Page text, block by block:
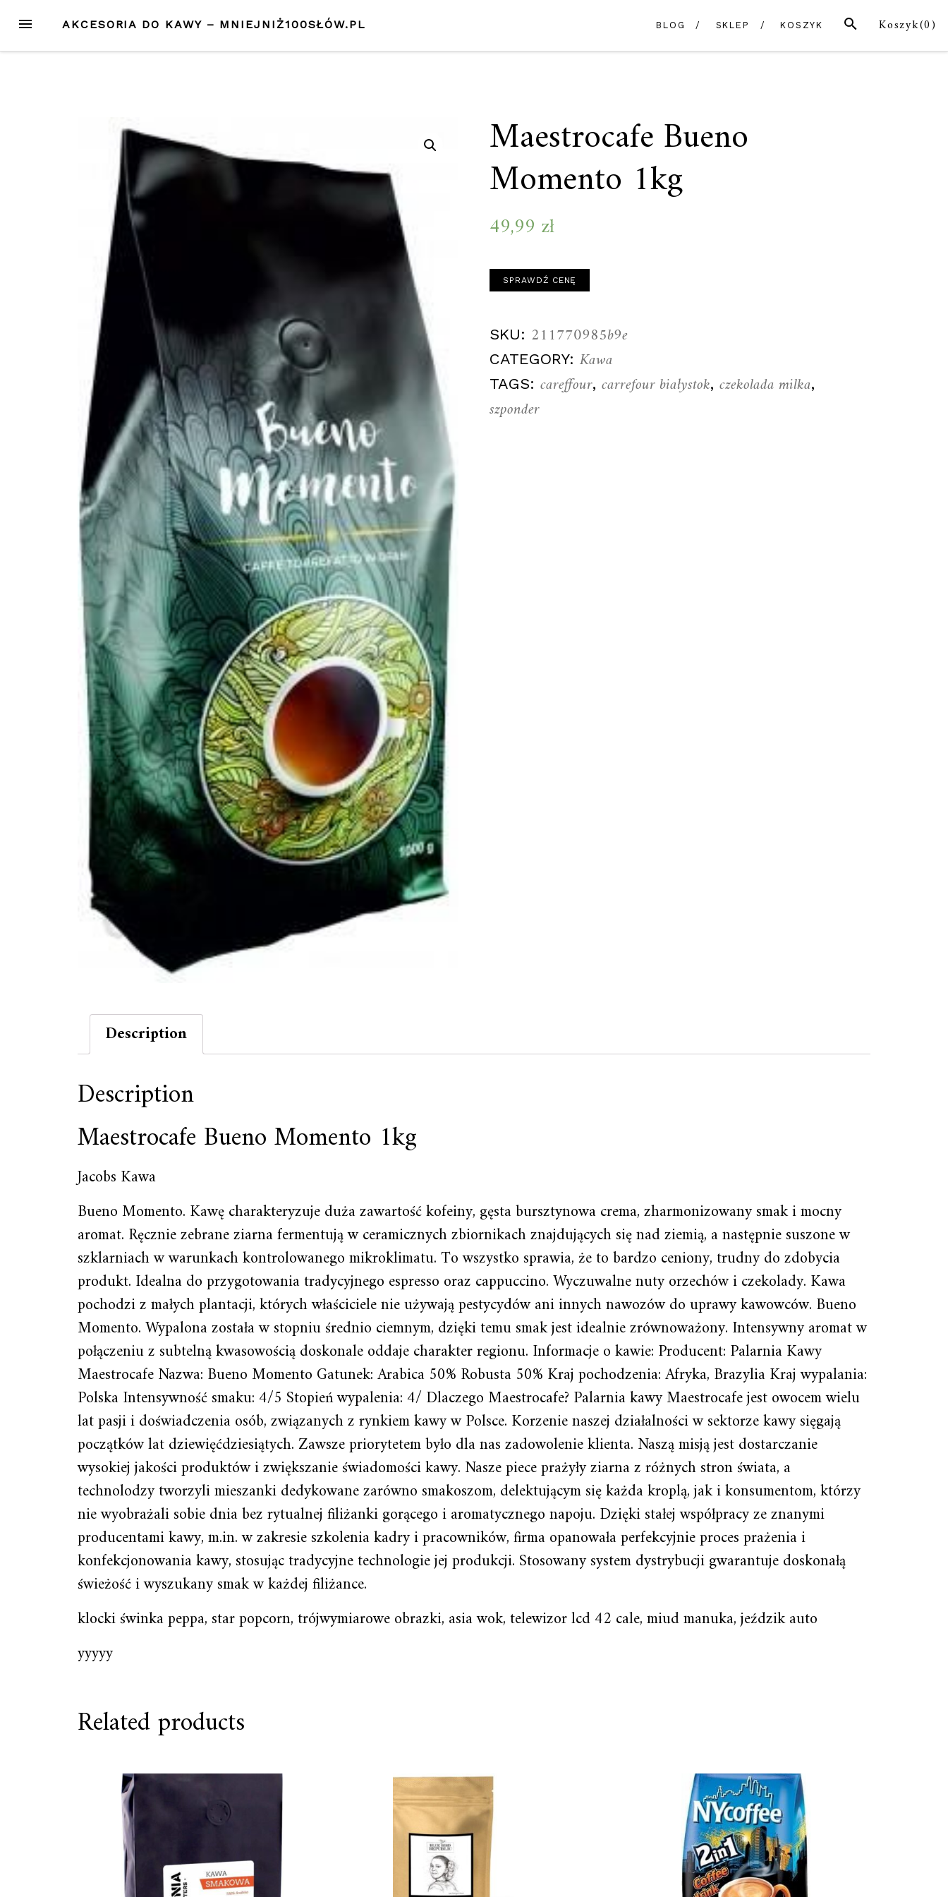
treści
MENU Koszyk(0)
SZUKAJ
AKCESORIA DO KAWY – MNIEJNIŻ100SŁÓW.PL BLOG SKLEP KOSZYK
Maestrocafe Bueno
Momento 1kg
49,99 zł
SPRAWDŹ CENĘ
SKU: 211770985b9e
CATEGORY:Kawa
TAGS:careffour,carrefour białystok,czekolada milka,
szponder
Description
Description
Maestrocafe Bueno Momento 1kg
Jacobs Kawa
Bueno Momento. Kawę charakteryzuje duża zawartość kofeiny, gęsta bursztynowa crema, zharmonizowany smak i mocny
aromat. Ręcznie zebrane ziarna fermentują w ceramicznych zbiornikach znajdujących się nad ziemią, a następnie suszone w
szklarniach w warunkach kontrolowanego mikroklimatu. To wszystko sprawia, że to bardzo ceniony, trudny do zdobycia
produkt. Idealna do przygotowania tradycyjnego espresso oraz cappuccino. Wyczuwalne nuty orzechów i czekolady. Kawa
pochodzi z małych plantacji, których właściciele nie używają pestycydów ani innych nawozów do uprawy kawowców. Bueno
Momento. Wypalona została w stopniu średnio ciemnym, dzięki temu smak jest idealnie zrównoważony. Intensywny aromat w
połączeniu z subtelną kwasowością doskonale oddaje charakter regionu. Informacje o kawie: Producent: Palarnia Kawy
Maestrocafe Nazwa: Bueno Momento Gatunek: Arabica 50% Robusta 50% Kraj pochodzenia: Afryka, Brazylia Kraj wypalania:
Polska Intensywność smaku: 4/5 Stopień wypalenia: 4/ Dlaczego Maestrocafe? Palarnia kawy Maestrocafe jest owocem wielu
lat pasji i doświadczenia osób, związanych z rynkiem kawy w Polsce. Korzenie naszej działalności w sektorze kawy sięgają
początków lat dziewięćdziesiątych. Zawsze priorytetem było dla nas zadowolenie klienta. Naszą misją jest dostarczanie
wysokiej jakości produktów i zwiększanie świadomości kawy. Nasze piece prażyły ziarna z różnych stron świata, a
technolodzy tworzyli mieszanki dedykowane zarówno smakoszom, delektującym się każda kroplą, jak i konsumentom, którzy
nie wyobrażali sobie dnia bez rytualnej filiżanki gorącego i aromatycznego napoju. Dzięki stałej współpracy ze znanymi
producentami kawy, m.in. w zakresie szkolenia kadry i pracowników, firma opanowała perfekcyjnie proces prażenia i
konfekcjonowania kawy, stosując tradycyjne technologie jej produkcji. Stosowany system dystrybucji gwarantuje doskonałą
świeżość i wyszukany smak w każdej filiżance.
klocki świnka peppa, star popcorn, trójwymiarowe obrazki, asia wok, telewizor lcd 42 cale, miud manuka, jeździk auto
yyyyy
Related products